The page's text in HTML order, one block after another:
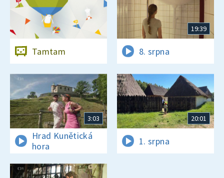
Tamtam
19:39
8. srpna
3:03
Hrad Kunětická
hora
20:01
1. srpna